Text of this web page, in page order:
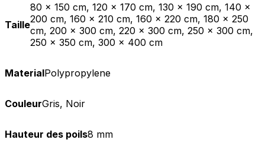
Taille
80 x 150 cm, 120 x 170 cm, 130 x 190 cm, 140 x
200 cm, 160 x 210 cm, 160 x 220 cm, 180 x 250
cm, 200 x 300 cm, 220 x 300 cm, 250 x 300 cm,
250 x 350 cm, 300 x 400 cm
MaterialPolypropylene
CouleurGris, Noir
Hauteur des poils8 mm